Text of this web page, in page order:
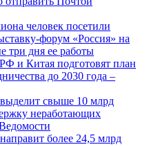
человек посетили
форум «Россия» на
три дня ее работы
и Китая подготовят план
до 2030 года –
свыше 10 млрд
неработающих
более 24,5 млрд